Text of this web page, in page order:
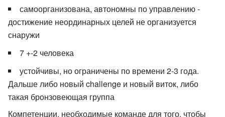
самоорганизована, автономны по управлению -
достижение неординарных целей не организуется
снаружи
7 +-2 человека
устойчивы, но ограничены по времени 2-3 года.
Дальше либо новый challenge и новый виток, либо
такая бронзовеющая группа
Компетенции, необходимые команде для того, чтобы